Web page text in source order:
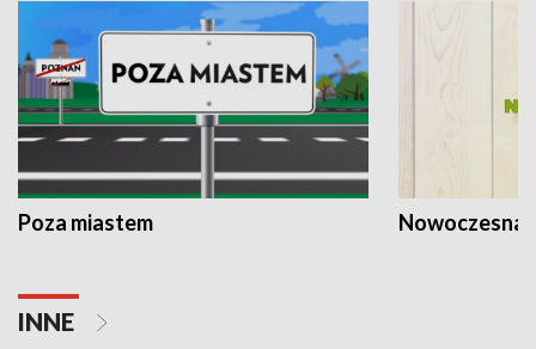
Poza miastem Nowoczesna
INNE